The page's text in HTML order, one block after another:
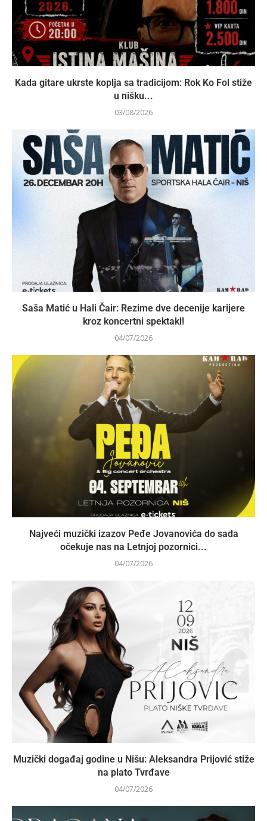
Kada gitare ukrste koplja sa tradicijom: Rok Ko Fol stiže
u nišku...
03/08/2026
Saša Matić u Hali Čair: Rezime dve decenije karijere
kroz koncertni spektakl!
04/07/2026
Najveći muzički izazov Peđe Jovanovića do sada
očekuje nas na Letnjoj pozornici...
04/07/2026
Muzički događaj godine u Nišu: Aleksandra Prijović stiže
na plato Tvrđave
04/07/2026